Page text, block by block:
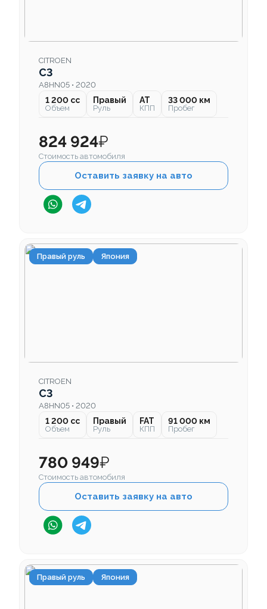
CITROEN
C3
A8HN05 • 2020
1 200 cc
Объем
Правый
Руль
AT
КПП
33 000 км
Пробег
824 924₽
Стоимость автомобиля
Оставить заявку на авто
Правый руль Япония
CITROEN
C3
A8HN05 • 2020
1 200 cc
Объем
Правый
Руль
FAT
КПП
91 000 км
Пробег
780 949₽
Стоимость автомобиля
Оставить заявку на авто
Правый руль Япония